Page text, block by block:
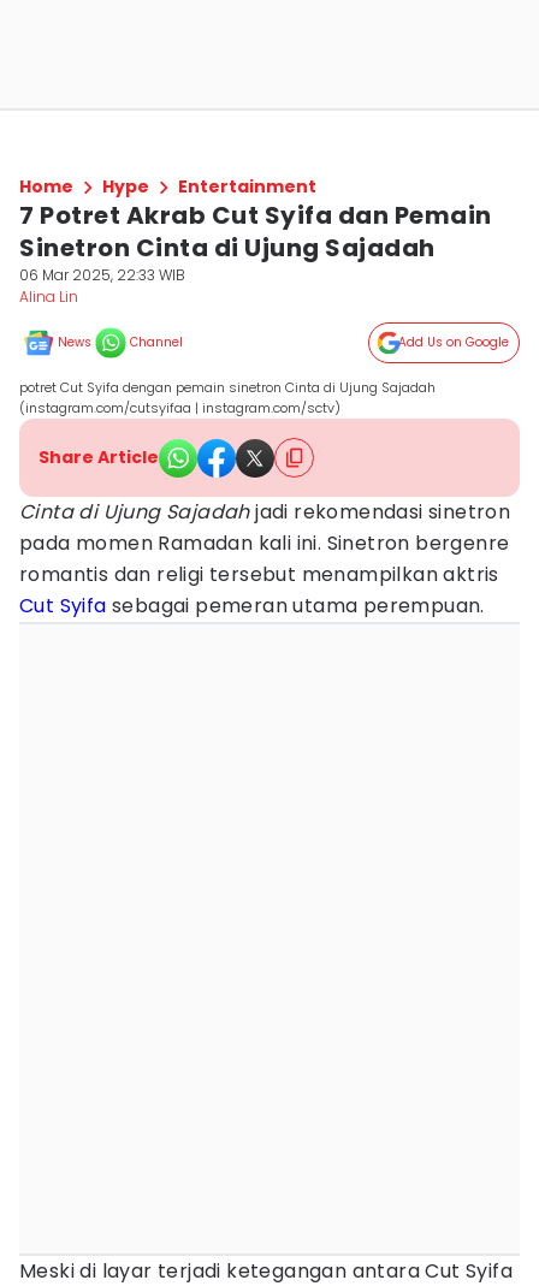
Home Hype Entertainment
7 Potret Akrab Cut Syifa dan Pemain
Sinetron Cinta di Ujung Sajadah
06 Mar 2025, 22:33 WIB
Alina Lin
News Channel Add Us on Google
potret Cut Syifa dengan pemain sinetron Cinta di Ujung Sajadah
(instagram.com/cutsyifaa | instagram.com/sctv)
Share Article
Cinta di Ujung Sajadahjadi rekomendasi sinetron
pada momen Ramadan kali ini. Sinetron bergenre
romantis dan religi tersebut menampilkan aktris
Cut Syifa sebagai pemeran utama perempuan.
Meski di layar terjadi ketegangan antara Cut Syifa